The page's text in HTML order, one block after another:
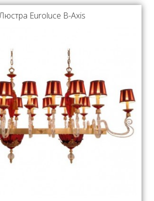
Euroluce B-Axis